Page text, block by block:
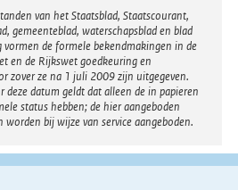
k
:
van het Staatsblad, Staatscourant,
gemeenteblad, waterschapsblad en blad
vormen de formele bekendmakingen in de
en de Rijkswet goedkeuring en
zover ze na 1 juli 2009 zijn uitgegeven.
datum geldt dat alleen de in papieren
status hebben; de hier aangeboden
worden bij wijze van service aangeboden.